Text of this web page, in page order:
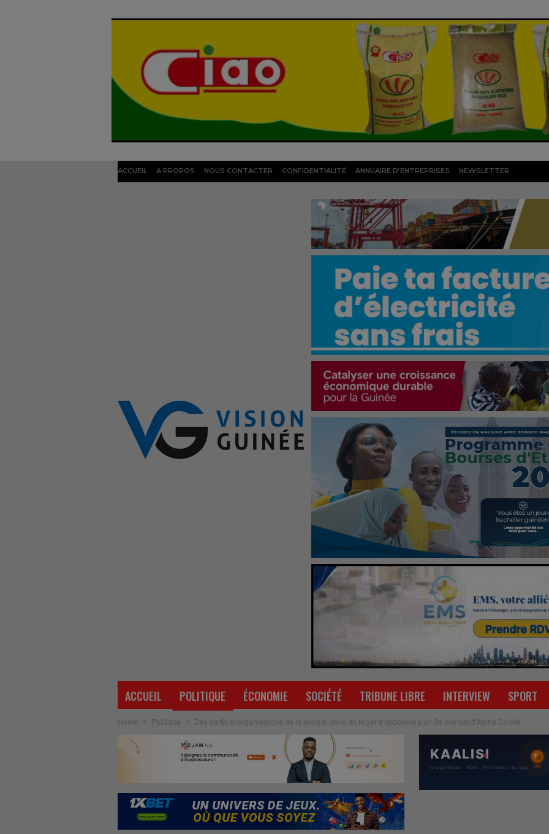
ACCUEIL A PROPOS NOUS CONTACTER CONFIDENTIALITÉ ANNUAIRE D’ENTREPRISES NEWSLETTER
ACCUEIL POLITIQUE ÉCONOMIE SOCIÉTÉ TRIBUNE LIBRE INTERVIEW SPORT
Home Politique Des partis et organisations de la société civile du Niger s’opposent à un 3e mandat d’Alpha Condé